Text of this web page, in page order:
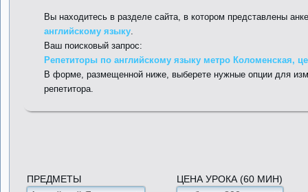
Вы находитесь в разделе сайта, в котором представлены
английскому языку.
Ваш поисковый запрос:
Репетиторы по английскому языку метро Коломенская,
В форме, размещенной ниже, выберете нужные опции для
репетитора.
ПРЕДМЕТЫ ЦЕНА УРОКА (60 МИН)